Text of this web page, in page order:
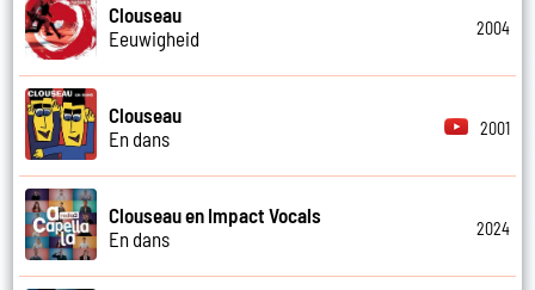
Clouseau
Eeuwigheid
2004
Clouseau
En dans
2001
Clouseau en Impact Vocals
En dans
2024